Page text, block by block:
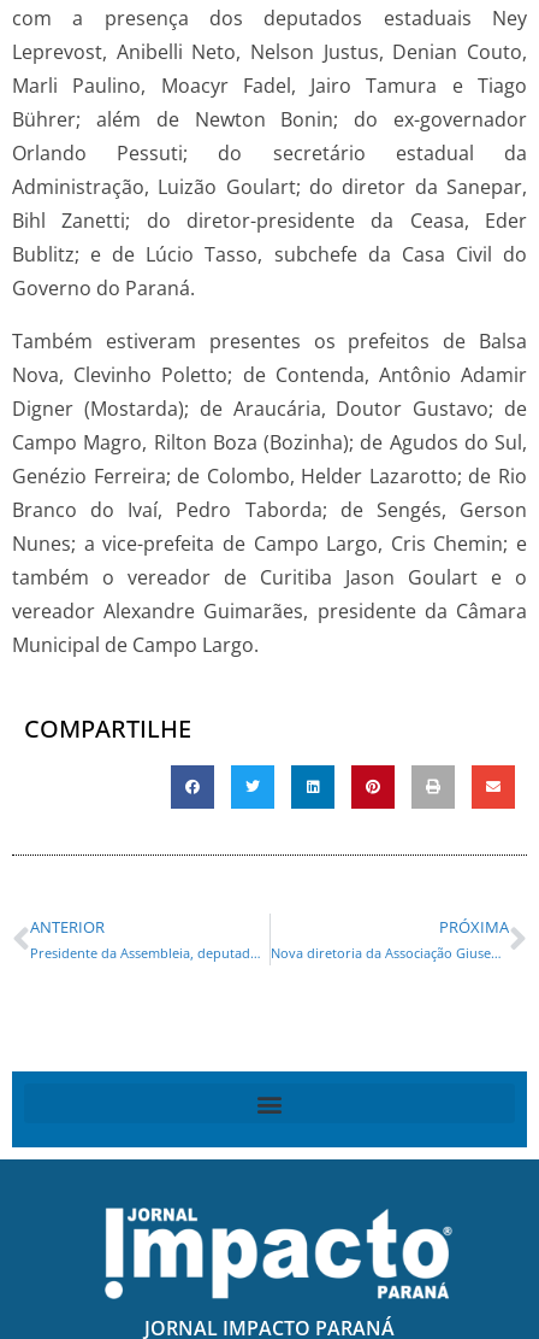
com a presença dos deputados estaduais Ney
Leprevost, Anibelli Neto, Nelson Justus, Denian Couto,
Marli Paulino, Moacyr Fadel, Jairo Tamura e Tiago
Bührer; além de Newton Bonin; do ex-governador
Orlando Pessuti; do secretário estadual da
Administração, Luizão Goulart; do diretor da Sanepar,
Bihl Zanetti; do diretor-presidente da Ceasa, Eder
Bublitz; e de Lúcio Tasso, subchefe da Casa Civil do
Governo do Paraná.
Também estiveram presentes os prefeitos de Balsa
Nova, Clevinho Poletto; de Contenda, Antônio Adamir
Digner (Mostarda); de Araucária, Doutor Gustavo; de
Campo Magro, Rilton Boza (Bozinha); de Agudos do Sul,
Genézio Ferreira; de Colombo, Helder Lazarotto; de Rio
Branco do Ivaí, Pedro Taborda; de Sengés, Gerson
Nunes; a vice-prefeita de Campo Largo, Cris Chemin; e
também o vereador de Curitiba Jason Goulart e o
vereador Alexandre Guimarães, presidente da Câmara
Municipal de Campo Largo.
COMPARTILHE
ANTERIOR
Presidente da Assembleia, deputado Alexandre Curi (PSD), participa do lançamento da duplicação do Contorno Norte de Curitiba
PRÓXIMA
Nova diretoria da Associação Giuseppe Garibaldi toma posse na segunda
JORNAL IMPACTO PARANÁ